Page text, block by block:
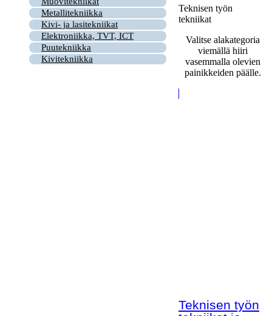
Metallitekniikka
Kivi- ja lasitekniikat
Elektroniikka, TVT, ICT
Puutekniikka
Kivitekniikka
Teknisen työn
tekniikat
Valitse alakategoria
viemällä hiiri
vasemmalla olevien
painikkeiden päälle.
Teknisen työn